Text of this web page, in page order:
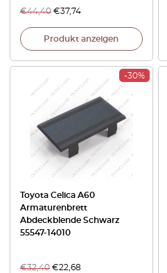
€44,40 €37,74
Produkt anzeigen
-30%
Toyota Celica A60
Armaturenbrett
Abdeckblende Schwarz
55547-14010
€32,40 €22,68